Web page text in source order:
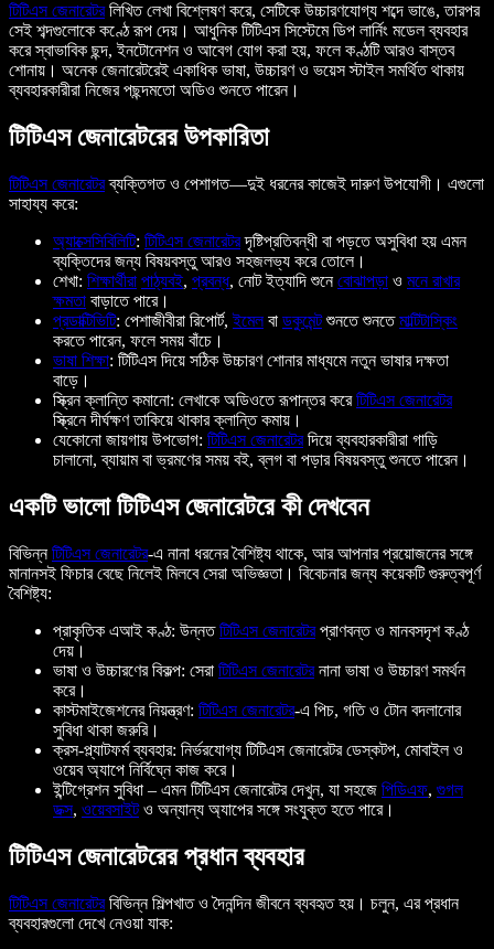
টিটিএস জেনারেটরলিখিত লেখা বিশ্লেষণ করে, সেটিকে উচ্চারণযোগ্য শব্দে ভাঙে, তারপর
সেই শব্দগুলোকে কণ্ঠে রূপ দেয়। আধুনিক টিটিএস সিস্টেমে ডিপ লার্নিং মডেল ব্যবহার
করে স্বাভাবিক ছন্দ, ইনটোনেশন ও আবেগ যোগ করা হয়, ফলে কণ্ঠটি আরও বাস্তব
শোনায়। অনেক জেনারেটরেই একাধিক ভাষা, উচ্চারণ ও ভয়েস স্টাইল সমর্থিত থাকায়
ব্যবহারকারীরা নিজের পছন্দমতো অডিও শুনতে পারেন।
টিটিএস জেনারেটরের উপকারিতা
টিটিএস জেনারেটরব্যক্তিগত ও পেশাগত—দুই ধরনের কাজেই দারুণ উপযোগী। এগুলো
সাহায্য করে:
অ্যাক্সেসিবিলিটি: টিটিএস জেনারেটরদৃষ্টিপ্রতিবন্ধী বা পড়তে অসুবিধা হয় এমন
ব্যক্তিদের জন্য বিষয়বস্তু আরও সহজলভ্য করে তোলে।
শেখা: শিক্ষার্থীরা পাঠ্যবই, প্রবন্ধ, নোট ইত্যাদি শুনেবোঝাপড়া ও মনে রাখার
ক্ষমতা বাড়াতে পারে।
প্রডাক্টিভিটি: পেশাজীবীরা রিপোর্ট,ইমেলবা ডকুমেন্টশুনতে শুনতেমাল্টিটাস্কিং
করতে পারেন, ফলে সময় বাঁচে।
ভাষা শিক্ষা: টিটিএস দিয়ে সঠিক উচ্চারণ শোনার মাধ্যমে নতুন ভাষার দক্ষতা
বাড়ে।
স্ক্রিন ক্লান্তি কমানো: লেখাকে অডিওতে রূপান্তর করেটিটিএস জেনারেটর
স্ক্রিনে দীর্ঘক্ষণ তাকিয়ে থাকার ক্লান্তি কমায়।
যেকোনো জায়গায় উপভোগ: টিটিএস জেনারেটরদিয়ে ব্যবহারকারীরা গাড়ি
চালানো, ব্যায়াম বা ভ্রমণের সময় বই, ব্লগ বা পড়ার বিষয়বস্তু শুনতে পারেন।
একটি ভালো টিটিএস জেনারেটরে কী দেখবেন
বিভিন্নটিটিএস জেনারেটর-এ নানা ধরনের বৈশিষ্ট্য থাকে, আর আপনার প্রয়োজনের সঙ্গে
মানানসই ফিচার বেছে নিলেই মিলবে সেরা অভিজ্ঞতা। বিবেচনার জন্য কয়েকটি গুরুত্বপূর্ণ
বৈশিষ্ট্য:
প্রাকৃতিক এআই কণ্ঠ: উন্নতটিটিএস জেনারেটরপ্রাণবন্ত ও মানবসদৃশ কণ্ঠ
দেয়।
ভাষা ও উচ্চারণের বিকল্প: সেরা টিটিএস জেনারেটরনানা ভাষা ও উচ্চারণ সমর্থন
করে।
কাস্টমাইজেশনের নিয়ন্ত্রণ: টিটিএস জেনারেটর-এ পিচ, গতি ও টোন বদলানোর
সুবিধা থাকা জরুরি।
ক্রস-প্ল্যাটফর্ম ব্যবহার: নির্ভরযোগ্য টিটিএস জেনারেটর ডেস্কটপ, মোবাইল ও
ওয়েব অ্যাপে নির্বিঘ্নে কাজ করে।
ইন্টিগ্রেশন সুবিধা – এমন টিটিএস জেনারেটর দেখুন, যা সহজে পিডিএফ, গুগল
ডক্স, ওয়েবসাইটও অন্যান্য অ্যাপের সঙ্গে সংযুক্ত হতে পারে।
টিটিএস জেনারেটরের প্রধান ব্যবহার
টিটিএস জেনারেটরবিভিন্ন শিল্পখাত ও দৈনন্দিন জীবনে ব্যবহৃত হয়। চলুন, এর প্রধান
ব্যবহারগুলো দেখে নেওয়া যাক: